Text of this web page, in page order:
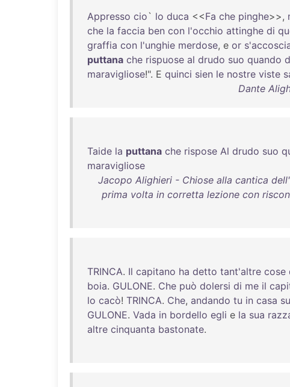
Appresso cio` lo duca <<Fa che pinghe>>,
che la faccia ben con l'occhio attinghe di
graffia con l'unghie merdose, e or
puttana che rispuose al drudo suo quando
maravigliose!". E quinci sien le nostre viste
Dante
Taide la puttana che rispose Al drudo suo
maravigliose
Jacopo Alighieri - Chiose alla cantica
prima volta in corretta lezione con
TRINCA. Il capitano ha detto tant'altre cose
boia. GULONE. Che può dolersi di me il
lo cacò! TRINCA. Che, andando tu in casa
GULONE. Vada in bordello egli e la sua
altre cinquanta bastonate.